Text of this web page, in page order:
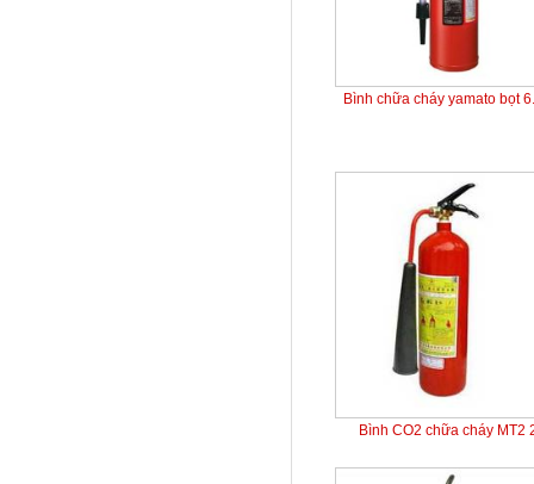
Bình chữa cháy yamato bọt
Bình CO2 chữa cháy MT2